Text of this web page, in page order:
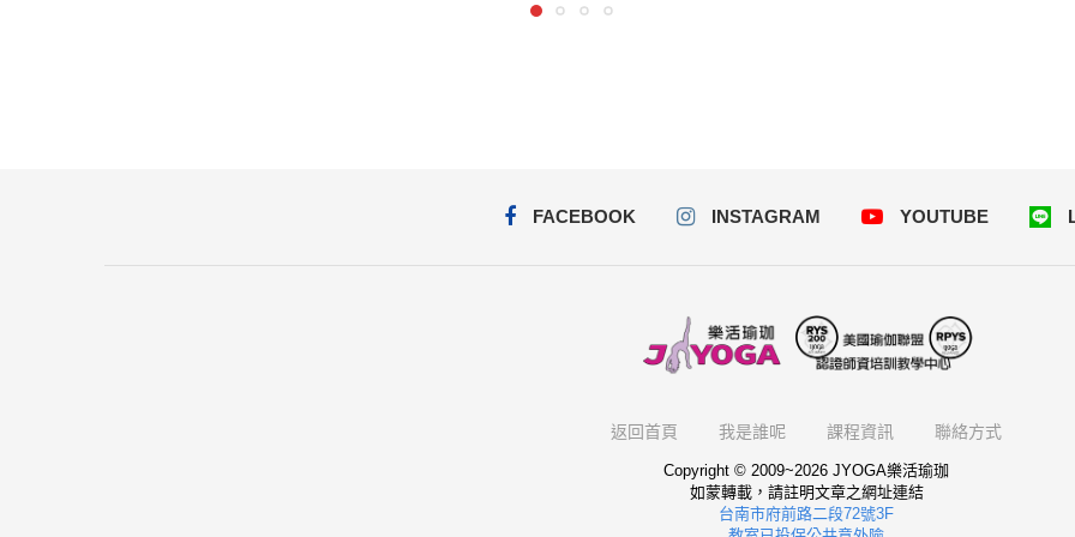
FACEBOOK INSTAGRAM YOUTUBE
返回首頁 我是誰呢 課程資訊 聯絡方式
Copyright © 2009~2026 JYOGA樂活瑜珈
如蒙轉載，請註明文章之網址連結
台南市府前路二段72號3F